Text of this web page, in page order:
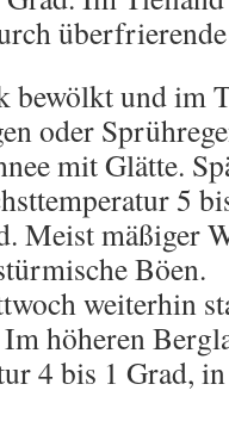
bewölkt und im
oder
mit Glätte.
5
Meist mäßiger
Böen.
weiterhin
Im höheren
4 bis 1 Grad,